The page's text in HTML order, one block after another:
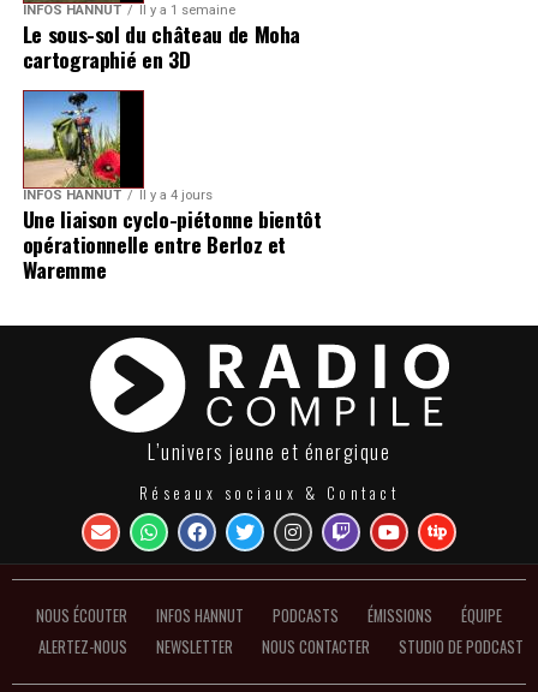
INFOS HANNUT Il y a 1 semaine
Le sous-sol du château de Moha
cartographié en 3D
INFOS HANNUT Il y a 4 jours
Une liaison cyclo-piétonne bientôt
opérationnelle entre Berloz et
Waremme
L’univers jeune et énergique
Réseaux sociaux & Contact
NOUS ÉCOUTER INFOS HANNUT PODCASTS ÉMISSIONS
ÉQUIPE
ALERTEZ-NOUS
NEWSLETTER NOUS CONTACTER STUDIO DE PODCAST